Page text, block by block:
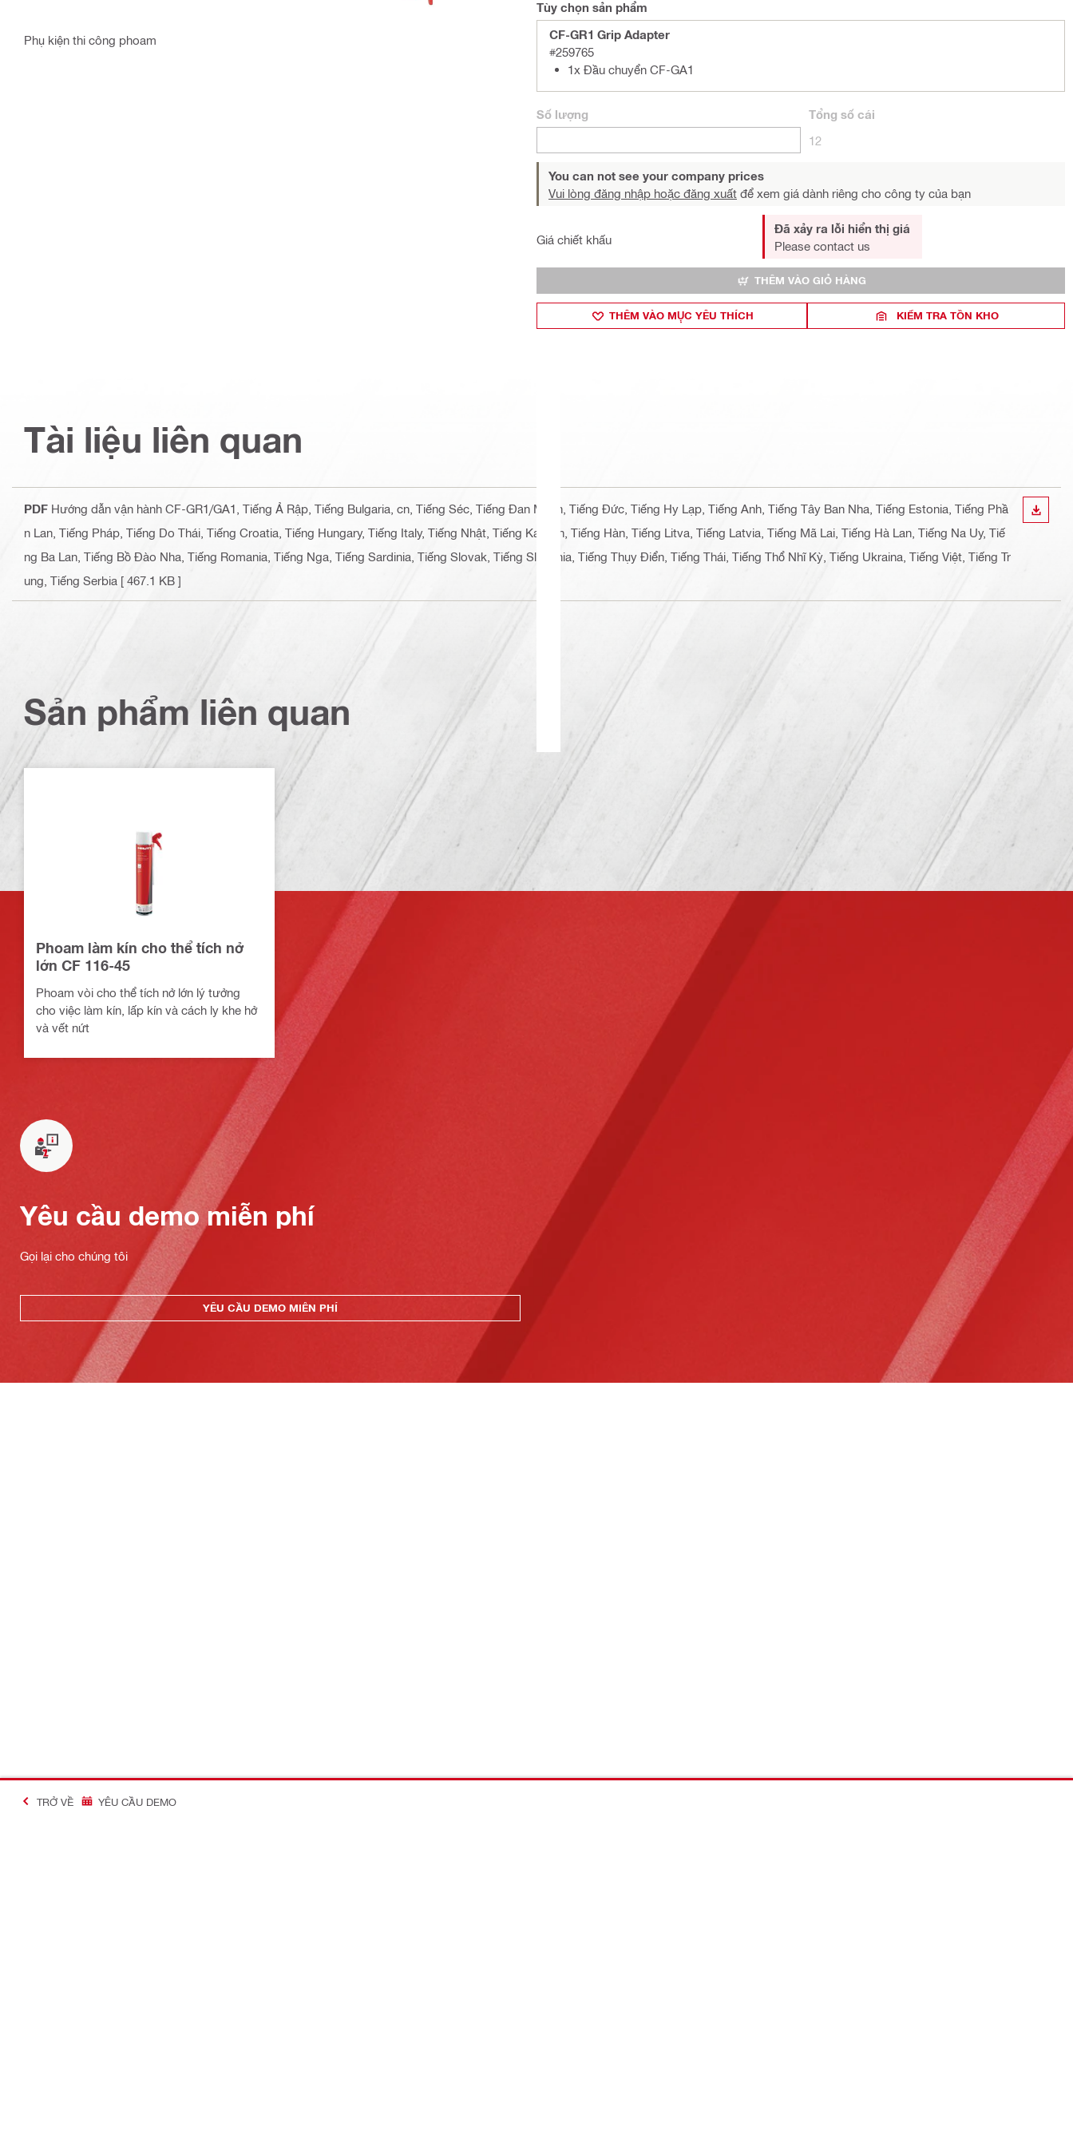
Phụ kiện thi công phoam
Tùy chọn sản phẩm
CF-GR1 Grip Adapter
#259765
1x Đầu chuyển CF-GA1
Số lượng Tổng số cái
12
You can not see your company prices
Vui lòng đăng nhập hoặc đăng xuất để xem giá dành riêng cho công ty của bạn
Giá chiết khấu
Đã xảy ra lỗi hiển thị giá
Please contact us
THÊM VÀO GIỎ HÀNG
THÊM VÀO MỤ̣C YÊU THÍCH KIỂM TRA TỒN KHO
Tài liệu liên quan
PDF Hướng dẫn vận hành CF-GR1/GA1 , Tiếng Ả Rập, Tiếng Bulgaria, cn, Tiếng Séc, Tiếng Đan Mạch, Tiếng Đức, Tiếng Hy Lạp, Tiếng Anh, Tiếng Tây Ban Nha, Tiếng Estonia, Tiếng Phầ
n Lan, Tiếng Pháp, Tiếng Do Thái, Tiếng Croatia, Tiếng Hungary, Tiếng Italy, Tiếng Nhật, Tiếng Kazakh, Tiếng Hàn, Tiếng Litva, Tiếng Latvia, Tiếng Mã Lai, Tiếng Hà Lan, Tiếng Na Uy, Tiế
ng Ba Lan, Tiếng Bồ Đào Nha, Tiếng Romania, Tiếng Nga, Tiếng Sardinia, Tiếng Slovak, Tiếng Slovenia, Tiếng Thụy Điển, Tiếng Thái, Tiếng Thổ Nhĩ Kỳ, Tiếng Ukraina, Tiếng Việt, Tiếng Tr
ung, Tiếng Serbia [ 467.1 KB ]
TẢI
Sản phẩm liên quan
Phoam làm kín cho thể tích nở
lớn CF 116-45
Phoam vòi cho thể tích nở lớn lý tưởng
cho việc làm kín, lấp kín và cách ly khe hở
và vết nứt
Yêu cầu demo miễn phí
Gọi lại cho chúng tôi
YÊU CẦU DEMO MIỄN PHÍ
TRỞ VỀ YÊU CẦU DEMO